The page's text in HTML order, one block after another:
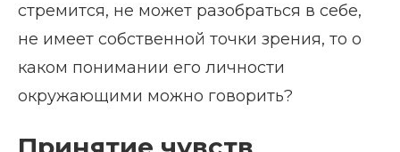
стремится, не может разобраться в себе,
не имеет собственной точки зрения, то о
каком понимании его личности
окружающими можно говорить?